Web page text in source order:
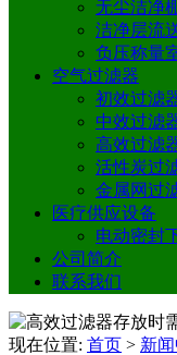
无尘洁净
洁净层流
负压称量
空气过滤器
初效过滤
中效过滤
高效过滤
活性炭过
金属网过
医疗供应设备
电动密封
公司简介
联系我们
现在位置: 首页 > 新